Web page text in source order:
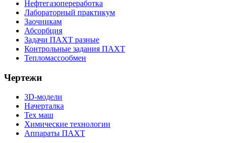
Нефтегазопереработка
Лабораторный практикум
Заочникам
Абсорбция
Задачи ПАХТ разные
Контрольные задания ПАХТ
Тепломассообмен
Чертежи
3D-модели
Начерталка
Тех маш
Химические технологии
Аппараты ПАХТ